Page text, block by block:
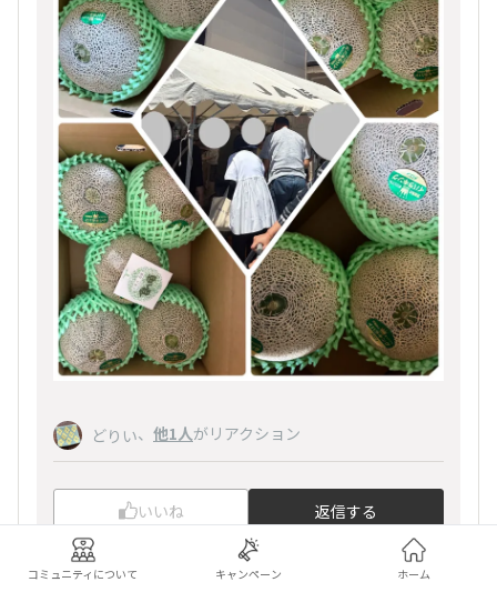
どりい、 他1人がリアクション
いいね 返信する
コミュニティについて キャンペーン ホーム